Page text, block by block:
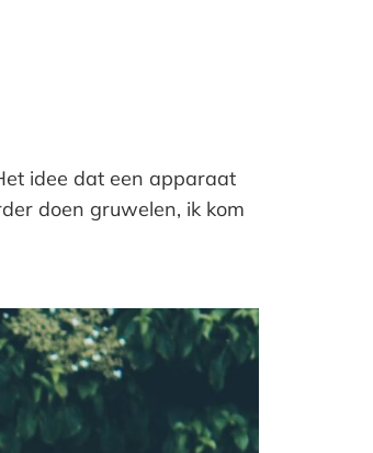
idee dat een apparaat
doen gruwelen, ik kom